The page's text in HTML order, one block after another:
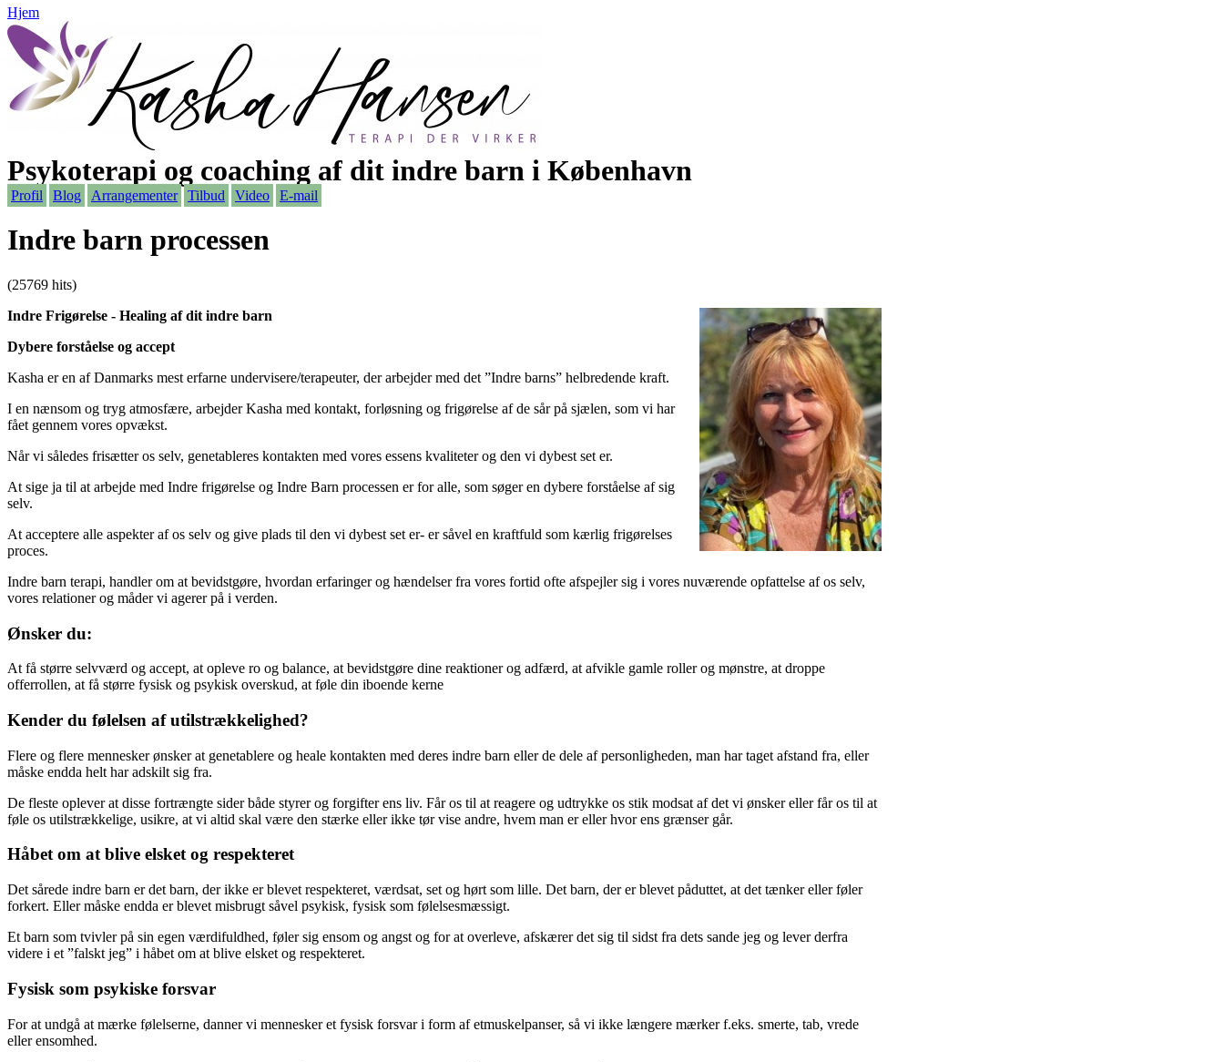
Hjem
Psykoterapi og coaching af dit indre barn i København
Profil Blog Arrangementer Tilbud Video E-mail
Indre barn processen
(25769 hits)
Indre Frigørelse - Healing af dit indre barn
Dybere forståelse og accept
Kasha er en af Danmarks mest erfarne undervisere/terapeuter, der arbejder med det ”Indre barns” helbredende kraft.
I en nænsom og tryg atmosfære, arbejder Kasha med kontakt, forløsning og frigørelse af de sår på sjælen, som vi har
fået gennem vores opvækst.
Når vi således frisætter os selv, genetableres kontakten med vores essens kvaliteter og den vi dybest set er.
At sige ja til at arbejde med Indre frigørelse og Indre Barn processen er for alle, som søger en dybere forståelse af sig
selv.
At acceptere alle aspekter af os selv og give plads til den vi dybest set er- er såvel en kraftfuld som kærlig frigørelses
proces.
Indre barn terapi, handler om at bevidstgøre, hvordan erfaringer og hændelser fra vores fortid ofte afspejler sig i vores nuværende opfattelse af os selv,
vores relationer og måder vi agerer på i verden.
Ønsker du:
At få større selvværd og accept, at opleve ro og balance, at bevidstgøre dine reaktioner og adfærd, at afvikle gamle roller og mønstre, at droppe
offerrollen, at få større fysisk og psykisk overskud, at føle din iboende kerne
Kender du følelsen af utilstrækkelighed?
Flere og flere mennesker ønsker at genetablere og heale kontakten med deres indre barn eller de dele af personligheden, man har taget afstand fra, eller
måske endda helt har adskilt sig fra.
De fleste oplever at disse fortrængte sider både styrer og forgifter ens liv. Får os til at reagere og udtrykke os stik modsat af det vi ønsker eller får os til at
føle os utilstrækkelige, usikre, at vi altid skal være den stærke eller ikke tør vise andre, hvem man er eller hvor ens grænser går.
Håbet om at blive elsket og respekteret
Det sårede indre barn er det barn, der ikke er blevet respekteret, værdsat, set og hørt som lille. Det barn, der er blevet påduttet, at det tænker eller føler
forkert. Eller måske endda er blevet misbrugt såvel psykisk, fysisk som følelsesmæssigt.
Et barn som tvivler på sin egen værdifuldhed, føler sig ensom og angst og for at overleve, afskærer det sig til sidst fra dets sande jeg og lever derfra
videre i et ”falskt jeg” i håbet om at blive elsket og respekteret.
Fysisk som psykiske forsvar
For at undgå at mærke følelserne, danner vi mennesker et fysisk forsvar i form af etmuskelpanser, så vi ikke længere mærker f.eks. smerte, tab, vrede
eller ensomhed.